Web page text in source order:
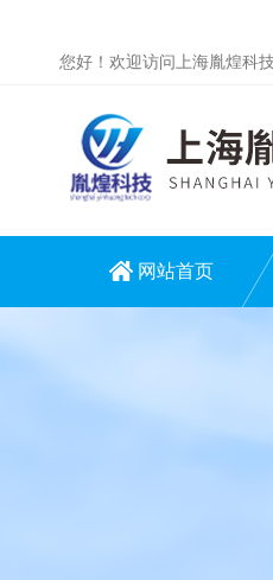
您好！欢迎访问上海胤煌科
网站首页